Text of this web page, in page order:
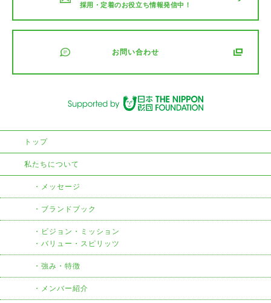
採用・定着のお役立ち情報発信中！
お問い合わせ
トップ
私たちについて
メッセージ
ブランドブック
ビジョン・ミッション
・バリュー・スピリッツ
強み・特徴
メンバー紹介